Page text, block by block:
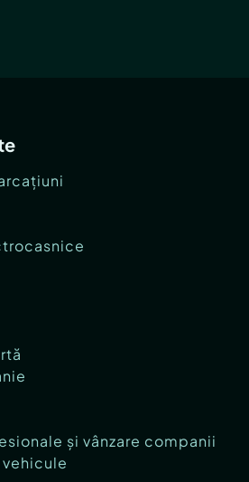
și vânzare companii